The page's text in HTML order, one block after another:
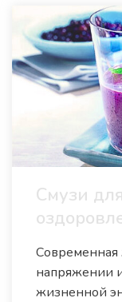
Смузи
Современная
напряжении
жизненной